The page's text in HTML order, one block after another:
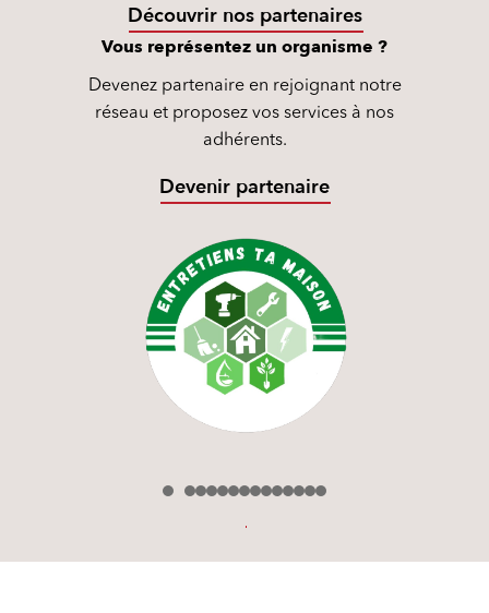
Découvrir nos partenaires
Vous représentez un organisme ?
Devenez partenaire en rejoignant notre
réseau et proposez vos services à nos
adhérents.
Devenir partenaire
1 2345678910111213
14
15